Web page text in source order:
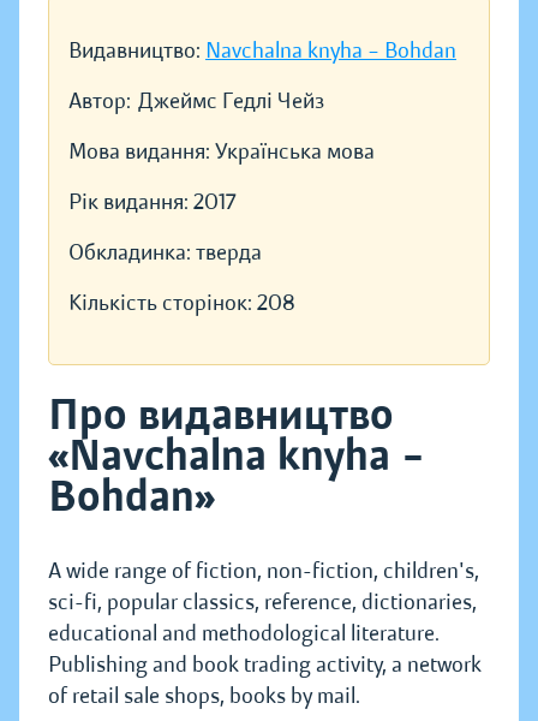
Видавництво: Navchalna knyha – Bohdan
Автор: Джеймс Гедлі Чейз
Мова видання: Українська мова
Рік видання: 2017
Обкладинка: тверда
Кількість сторінок: 208
Про видавництво
«Navchalna knyha –
Bohdan»
A wide range of fiction, non-fiction, children's,
sci-fi, popular classics, reference, dictionaries,
educational and methodological literature.
Publishing and book trading activity, a network
of retail sale shops, books by mail.